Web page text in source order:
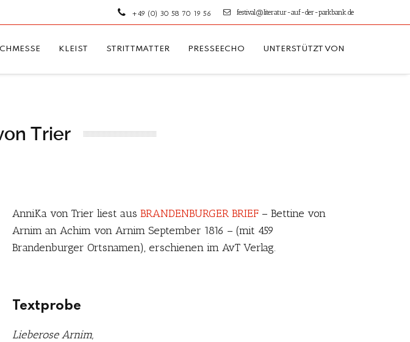
festival@literatur-auf-der-parkbank.de
+49 (0) 30 58 70 19 56
KLEIST STRITTMATTER PRESSEECHO UNTERSTÜTZT VON
Trier
AnniKa von Trier liest aus BRANDENBURGER BRIEF – Bettine von
Arnim an Achim von Arnim September 1816 – (mit 459
Brandenburger Ortsnamen), erschienen im AvT Verlag.
Textprobe
Lieberose Arnim,